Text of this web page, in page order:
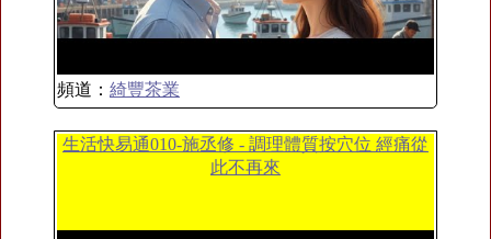
頻道： 綺豐茶業
生活快易通010-施丞修 - 調理體質按穴位 經痛從
此不再來